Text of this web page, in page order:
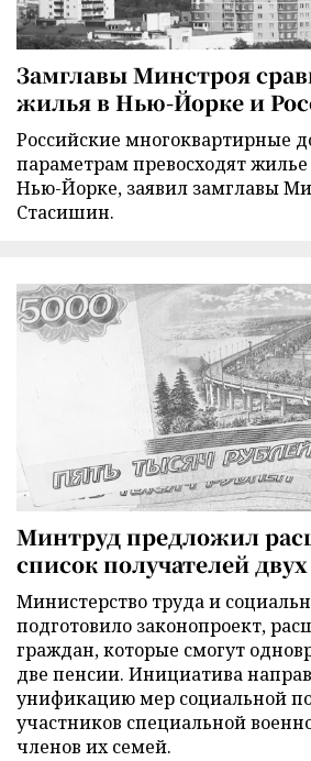
Замглавы Минстроя
жилья в Нью-Йорке и
Российские многоквартирные
параметрам превосходят жилье
Нью-Йорке, заявил замглавы
Стасишин.
Минтруд предложил
список получателей
Министерство труда и
подготовило законопроект,
граждан, которые смогут
две пенсии. Инициатива
унификацию мер социальной
участников специальной
членов их семей.